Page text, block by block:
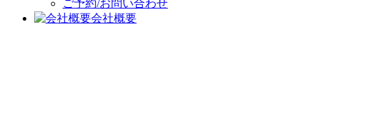
ご予約/お問い合わせ
会社概要